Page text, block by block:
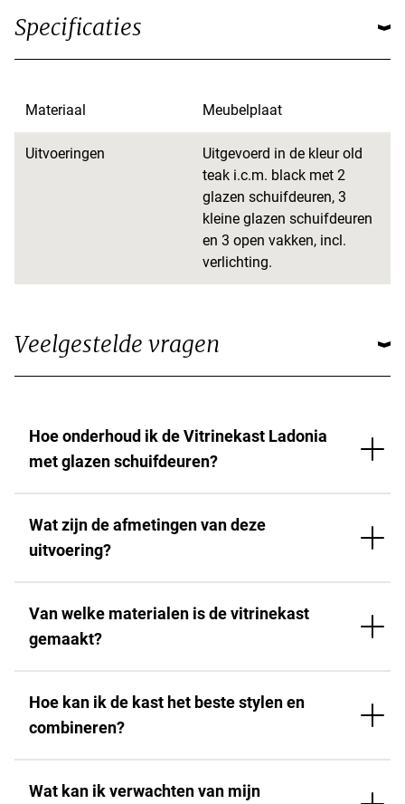
Specificaties
Materiaal Meubelplaat
Uitvoeringen
Uitgevoerd in de kleur old
teak i.c.m. black met 2
glazen schuifdeuren, 3
kleine glazen schuifdeuren
en 3 open vakken, incl.
verlichting.
Veelgestelde vragen
Hoe onderhoud ik de Vitrinekast Ladonia
met glazen schuifdeuren?
Wat zijn de afmetingen van deze
uitvoering?
Van welke materialen is de vitrinekast
gemaakt?
Hoe kan ik de kast het beste stylen en
combineren?
Wat kan ik verwachten van mijn